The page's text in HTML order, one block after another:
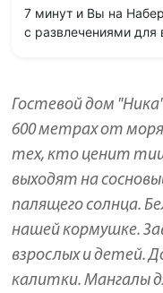
7 минут и Вы на
с развлечениями для
Гостевой дом
600 метраx от
тех, кто ценит
выходят на
палящего солнца.
нашей кормушке.
взрослых и детей.
калитки. Мангалы